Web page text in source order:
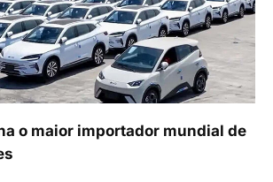
o maior importador mundial de